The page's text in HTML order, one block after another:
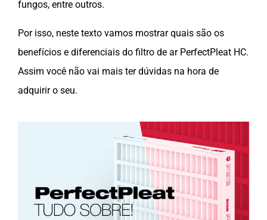
fungos, entre outros.
Por isso, neste texto vamos mostrar quais são os
benefícios e diferenciais do filtro de ar PerfectPleat HC.
Assim você não vai mais ter dúvidas na hora de
adquirir o seu.